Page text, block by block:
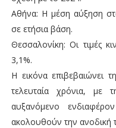
Αθήνα: Η μέση αύξηση
σε ετήσια βάση.
Θεσσαλονίκη: Οι τιμές
3,1%.
Η εικόνα επιβεβαιώνει
τελευταία χρόνια, με
αυξανόμενο
ακολουθούν την ανοδική